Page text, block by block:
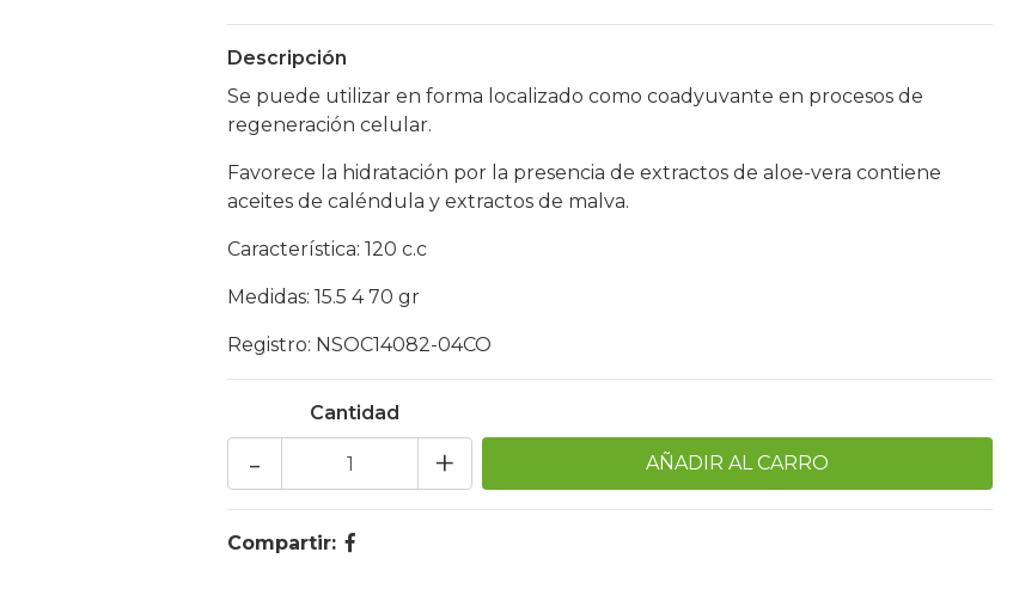
Descripción
Se puede utilizar en forma localizado como coadyuvante en procesos de
regeneración celular.
Favorece la hidratación por la presencia de extractos de aloe-vera contiene
aceites de caléndula y extractos de malva.
Característica: 120 c.c
Medidas: 15.5 4 70 gr
Registro: NSOC14082-04CO
Cantidad
+
-
Compartir: